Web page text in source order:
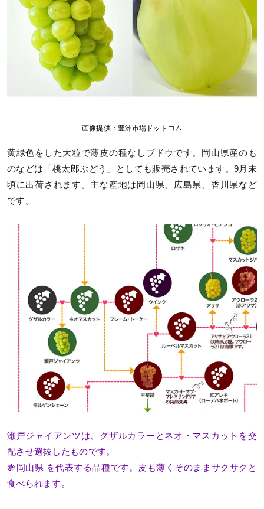
画像提供：豊洲市場ドットコム
黄緑色をした大粒で薄皮の種なしブドウです。岡山県産のも
のなどは「桃太郎ぶどう」としても販売されています。9月末
頃に出荷されます。主な産地は岡山県、広島県、香川県など
です。
瀬戸ジャイアンツは、グザルカラーとネオ・マスカットを交
配させ選抜したものです。
🍇岡山県 を代表する品種です。皮も薄くそのままサクサクと
食べられます。